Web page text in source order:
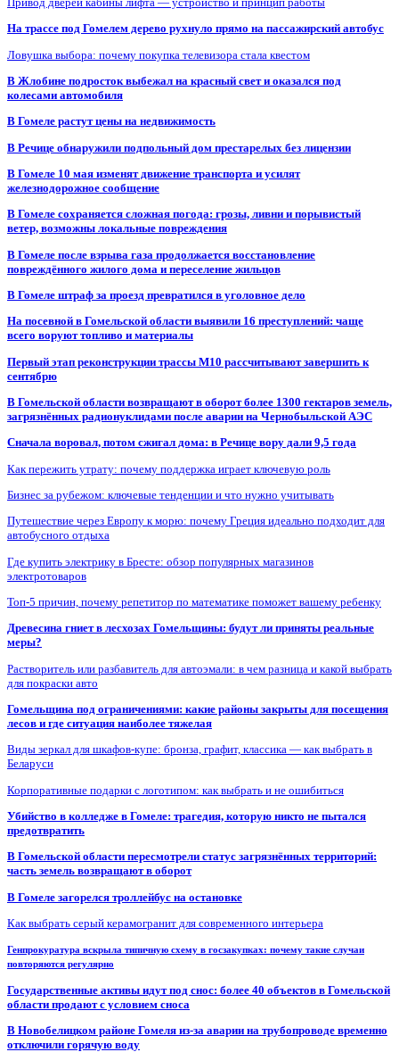
На трассе под Гомелем дерево рухнуло прямо на пассажирский автобус
Ловушка выбора: почему покупка телевизора стала квестом
В Жлобине подросток выбежал на красный свет и оказался под
колесами автомобиля
В Гомеле растут цены на недвижимость
В Речице обнаружили подпольный дом престарелых без лицензии
В Гомеле 10 мая изменят движение транспорта и усилят
железнодорожное сообщение
В Гомеле сохраняется сложная погода: грозы, ливни и порывистый
ветер, возможны локальные повреждения
В Гомеле после взрыва газа продолжается восстановление
повреждённого жилого дома и переселение жильцов
В Гомеле штраф за проезд превратился в уголовное дело
На посевной в Гомельской области выявили 16 преступлений: чаще
всего воруют топливо и материалы
Первый этап реконструкции трассы М10 рассчитывают завершить к
сентябрю
В Гомельской области возвращают в оборот более 1300 гектаров земель,
загрязнённых радионуклидами после аварии на Чернобыльской АЭС
Сначала воровал, потом сжигал дома: в Речице вору дали 9,5 года
Как пережить утрату: почему поддержка играет ключевую роль
Бизнес за рубежом: ключевые тенденции и что нужно учитывать
Путешествие через Европу к морю: почему Греция идеально подходит для
автобусного отдыха
Где купить электрику в Бресте: обзор популярных магазинов
электротоваров
Топ-5 причин, почему репетитор по математике поможет вашему ребенку
Древесина гниет в лесхозах Гомельщины: будут ли приняты реальные
меры?
Растворитель или разбавитель для автоэмали: в чем разница и какой выбрать
для покраски авто
Гомельщина под ограничениями: какие районы закрыты для посещения
лесов и где ситуация наиболее тяжелая
Виды зеркал для шкафов-купе: бронза, графит, классика — как выбрать в
Беларуси
Корпоративные подарки с логотипом: как выбрать и не ошибиться
Убийство в колледже в Гомеле: трагедия, которую никто не пытался
предотвратить
В Гомельской области пересмотрели статус загрязнённых территорий:
часть земель возвращают в оборот
В Гомеле загорелся троллейбус на остановке
Как выбрать серый керамогранит для современного интерьера
Генпрокуратура вскрыла типичную схему в госзакупках: почему такие случаи
повторяются регулярно
Государственные активы идут под снос: более 40 объектов в Гомельской
области продают с условием сноса
В Новобелицком районе Гомеля из-за аварии на трубопроводе временно
отключили горячую воду